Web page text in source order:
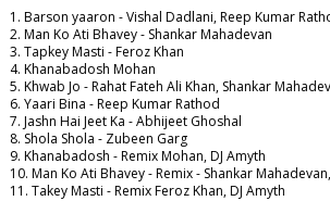
1. Barson yaaron - Vishal Dadlani, Reep Kumar
2. Man Ko Ati Bhavey - Shankar Mahadevan
3. Tapkey Masti - Feroz Khan
4. Khanabadosh Mohan
5. Khwab Jo - Rahat Fateh Ali Khan, Shankar
6. Yaari Bina - Reep Kumar Rathod
7. Jashn Hai Jeet Ka - Abhijeet Ghoshal
8. Shola Shola - Zubeen Garg
9. Khanabadosh - Remix Mohan, DJ Amyth
10. Man Ko Ati Bhavey - Remix - Shankar
11. Takey Masti - Remix Feroz Khan, DJ Amyth